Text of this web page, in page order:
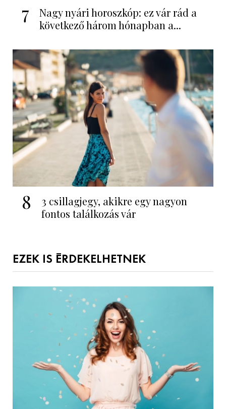
7
Nagy nyári horoszkóp: ez vár rád a
következő három hónapban a...
8
3 csillagjegy, akikre egy nagyon
fontos találkozás vár
EZEK IS ÉRDEKELHETNEK